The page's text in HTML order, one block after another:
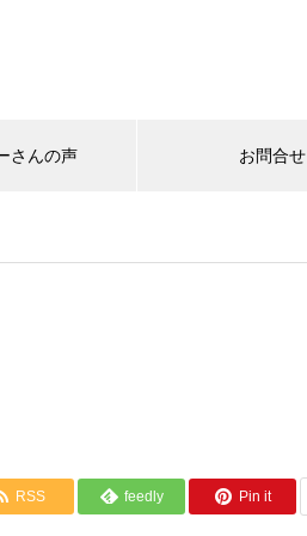
さんの声 お問合せ
RSS feedly Pin it